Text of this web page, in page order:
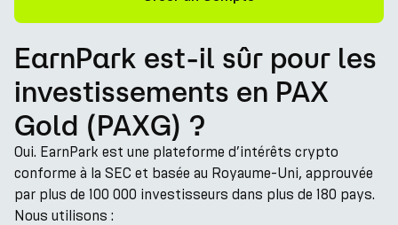
EarnPark est-il sûr pour les
investissements en PAX
Gold (PAXG) ?
Oui. EarnPark est une plateforme d’intérêts crypto
conforme à la SEC et basée au Royaume-Uni, approuvée
par plus de 100 000 investisseurs dans plus de 180 pays.
Nous utilisons :